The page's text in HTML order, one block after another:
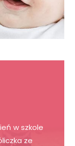
w szkole
ze